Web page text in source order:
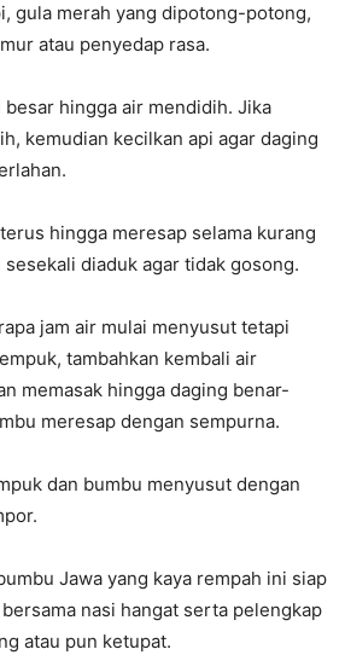
gula merah yang dipotong-potong,
atau penyedap rasa.
besar hingga air mendidih. Jika
kemudian kecilkan api agar daging
hingga meresap selama kurang
diaduk agar tidak gosong.
jam air mulai menyusut tetapi
tambahkan kembali air
memasak hingga daging benar-
meresap dengan sempurna.
dan bumbu menyusut dengan
Jawa yang kaya rempah ini siap
nasi hangat serta pelengkap
atau pun ketupat.